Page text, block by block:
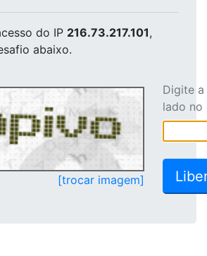
do IP 216.73.217.101,
abaixo.
[trocar imagem]
Digite
lado no